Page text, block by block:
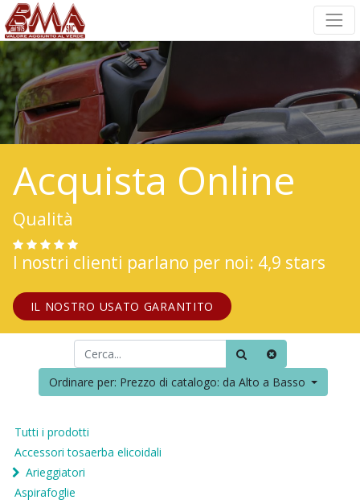
Acquista Online
Qualità
I nostri clienti parlano per noi: 4,9 stars
IL NOSTRO USATO GARANTITO
Ordinare per: Prezzo di catalogo: da Alto a Basso
Tutti i prodotti
Accessori tosaerba elicoidali
Arieggiatori
Aspirafoglie